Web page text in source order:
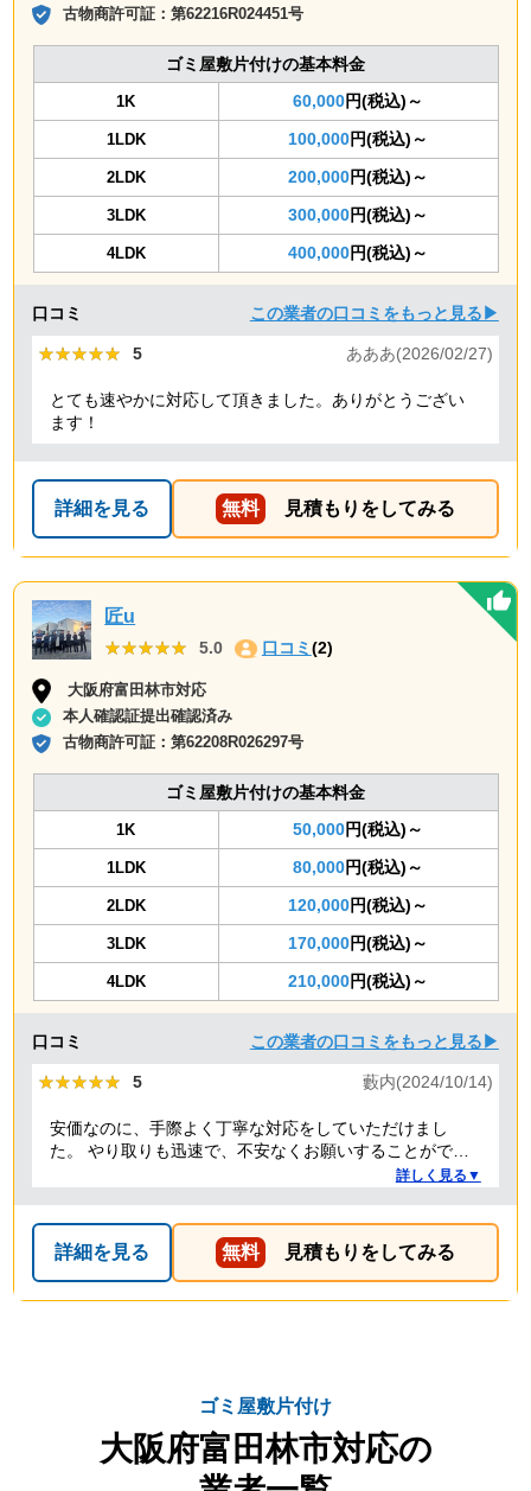
古物商許可証：第62216R024451号
ゴミ屋敷片付けの基本料金
1K 60,000円(税込)～
1LDK 100,000円(税込)～
2LDK 200,000円(税込)～
3LDK 300,000円(税込)～
4LDK 400,000円(税込)～
口コミ この業者の口コミをもっと見る▶
★★★★★
★★★★★ 5 あああ(2026/02/27)
とても速やかに対応して頂きました。ありがとうござい
ます！
詳細を見る 無料 見積もりをしてみる
匠u
★★★★★
★★★★★ 5.0 口コミ (2)
大阪府富田林市対応
本人確認証提出確認済み
古物商許可証：第62208R026297号
ゴミ屋敷片付けの基本料金
1K 50,000円(税込)～
1LDK 80,000円(税込)～
2LDK 120,000円(税込)～
3LDK 170,000円(税込)～
4LDK 210,000円(税込)～
口コミ この業者の口コミをもっと見る▶
★★★★★
★★★★★ 5 藪内(2024/10/14)
安価なのに、手際よく丁寧な対応をしていただけまし
た。 やり取りも迅速で、不安なくお願いすることができ
詳しく見る▼
詳細を見る 無料 見積もりをしてみる
ゴミ屋敷片付け
大阪府富田林市対応の